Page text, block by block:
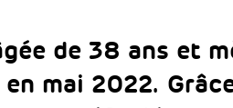
de 38 ans et
mai 2022.